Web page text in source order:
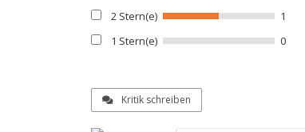
2 Stern(e)
1
1 Stern(e)
0
Kritik schreiben